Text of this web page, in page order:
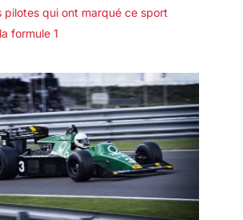
pilotes qui ont marqué ce sport
formule 1